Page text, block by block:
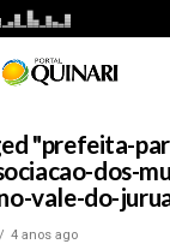
"prefeita-
dos-
vale-do-
4 anos ago